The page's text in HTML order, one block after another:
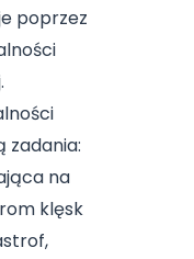
poprzez
zadania:
na
klęsk